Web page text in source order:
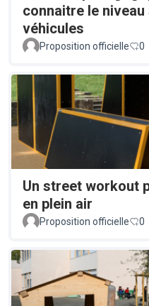
connaitre le
véhicules
Proposition officielle 0
Un street workout
en plein air
Proposition officielle 0